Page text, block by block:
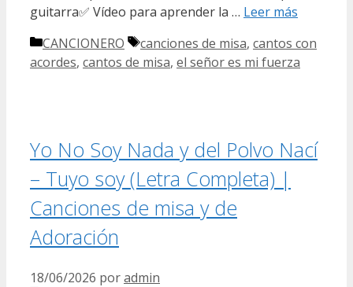
guitarra✅ Vídeo para aprender la … Leer más
Categorías
CANCIONERO Etiquetas
canciones de misa, cantos con
acordes, cantos de misa, el señor es mi fuerza
Yo No Soy Nada y del Polvo Nací
– Tuyo soy (Letra Completa) |
Canciones de misa y de
Adoración
18/06/2026 poradmin